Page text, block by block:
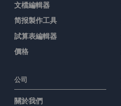
文檔編輯器
简报製作工具
試算表編輯器
價格
公司
關於我們